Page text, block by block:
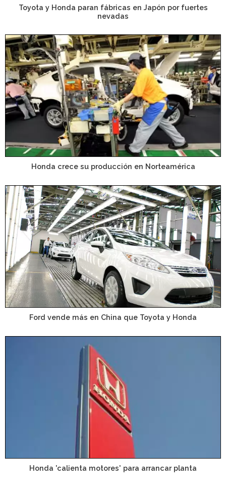
Toyota y Honda paran fábricas en Japón por fuertes
nevadas
Honda crece su producción en Norteamérica
Ford vende más en China que Toyota y Honda
Honda 'calienta motores' para arrancar planta